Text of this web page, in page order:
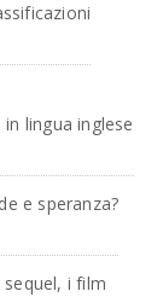
lingua inglese
e speranza?
i film